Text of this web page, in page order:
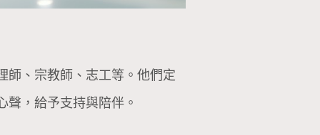
師、宗教師、志工等。他們定
，給予支持與陪伴。